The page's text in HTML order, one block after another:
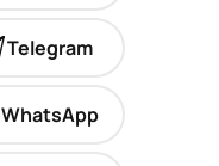
Telegram
WhatsApp